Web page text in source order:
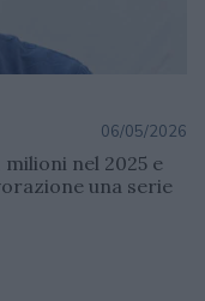
06/05/2026
nel 2025 e
una serie